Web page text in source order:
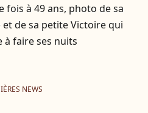
fois à 49 ans, photo de sa
de sa petite Victoire qui
à faire ses nuits
NEWS